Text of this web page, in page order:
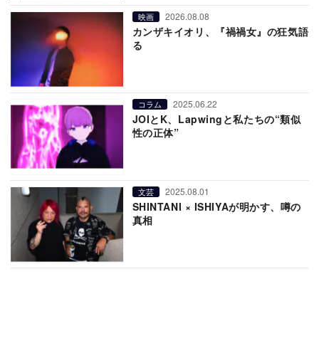
映画 2026.08.08
カンザキイオリ、『禍禍女』の狂気語
る
コラム 2025.06.22
JOIとK、Lapwingと私たちの“類似
性の正体”
文芸 2025.08.01
SHINTANI × ISHIYAが明かす、噂の
真相